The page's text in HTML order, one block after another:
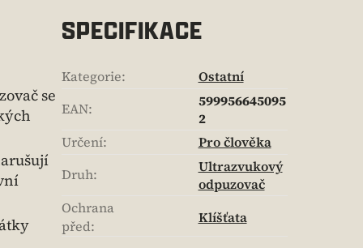
se
SPECIFIKACE
Kategorie:
Ostatní
EAN:
599956645095
2
Určení:
Pro člověka
Druh:
Ultrazvukový
odpuzovač
Ochrana
před: Klíšťata